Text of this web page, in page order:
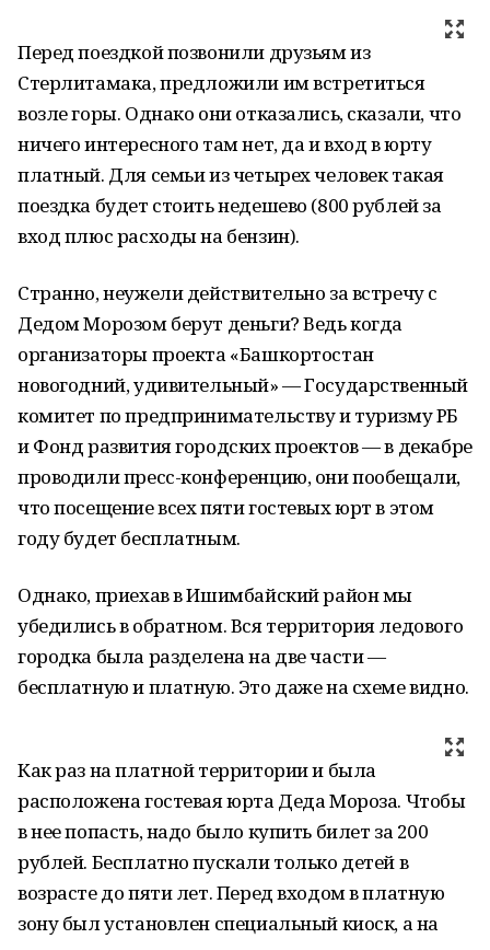
Перед поездкой позвонили друзьям из
Стерлитамака, предложили им встретиться
возле горы. Однако они отказались, сказали, что
ничего интересного там нет, да и вход в юрту
платный. Для семьи из четырех человек такая
поездка будет стоить недешево (800 рублей за
вход плюс расходы на бензин).
Странно, неужели действительно за встречу с
Дедом Морозом берут деньги? Ведь когда
организаторы проекта «Башкортостан
новогодний, удивительный» — Государственный
комитет по предпринимательству и туризму РБ
и Фонд развития городских проектов — в декабре
проводили пресс-конференцию, они пообещали,
что посещение всех пяти гостевых юрт в этом
году будет бесплатным.
Однако, приехав в Ишимбайский район мы
убедились в обратном. Вся территория ледового
городка была разделена на две части —
бесплатную и платную. Это даже на схеме видно.
Как раз на платной территории и была
расположена гостевая юрта Деда Мороза. Чтобы
в нее попасть, надо было купить билет за 200
рублей. Бесплатно пускали только детей в
возрасте до пяти лет. Перед входом в платную
зону был установлен специальный киоск, а на